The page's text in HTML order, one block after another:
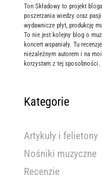
Ton Składowy to projekt
poszerzania wiedzy oraz
wydawnicze płyt, produkcję
To nie jest kolejny blog o
koncert wspaniały. Tu
niezależnym autorem i na
korzystam z tej sposobności.
Kategorie
Artykuły i felietony
Nośniki muzyczne
Recenzje